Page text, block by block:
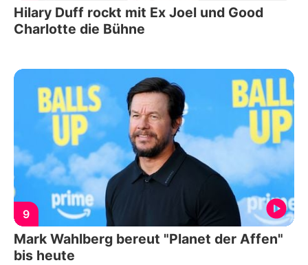
Hilary Duff rockt mit Ex Joel und Good
Charlotte die Bühne
9
Mark Wahlberg bereut "Planet der Affen"
bis heute